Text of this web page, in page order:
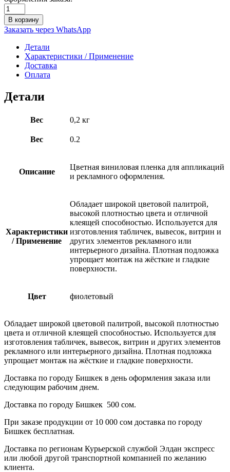
В корзину
Заказать через WhatsApp
Детали
Характеристики / Применение
Доставка
Оплата
Детали
Вес 0,2 кг
Вес 0.2
Описание
Цветная виниловая пленка для аппликаций
и рекламного оформления.
Характеристики
/ Применение
Обладает широкой цветовой палитрой,
высокой плотностью цвета и отличной
клеящей способностью. Используется для
изготовления табличек, вывесок, витрин и
других элементов рекламного или
интерьерного дизайна. Плотная подложка
упрощает монтаж на жёсткие и гладкие
поверхности.
Цвет фиолетовый
Обладает широкой цветовой палитрой, высокой плотностью
цвета и отличной клеящей способностью. Используется для
изготовления табличек, вывесок, витрин и других элементов
рекламного или интерьерного дизайна. Плотная подложка
упрощает монтаж на жёсткие и гладкие поверхности.
Доставка по городу Бишкек в день оформления заказа или
следующим рабочим днем.
Доставка по городу Бишкек 500 сом.
При заказе продукции от 10 000 сом доставка по городу
Бишкек бесплатная.
Доставка по регионам Курьерской службой Элдан экспресс
или любой другой транспортной компанией по желанию
клиента.